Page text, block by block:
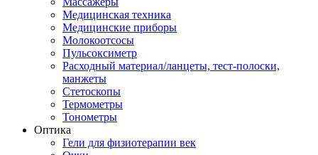
Медицинская техника
Медицинские приборы
Молокоотсосы
Пульсоксиметр
Расходный материал/ланцеты, тест-полоски,
манжеты
Стетоскопы
Термометры
Тонометры
Оптика
Гели для физиотерапии век